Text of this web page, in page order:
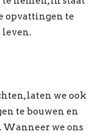
opvattingen te
laten we ook
te bouwen en
Wanneer we ons